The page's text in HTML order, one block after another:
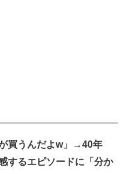
買うんだよw」→40年
るエピソードに「分か